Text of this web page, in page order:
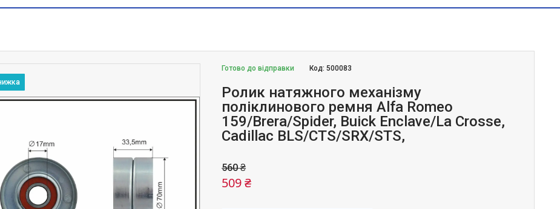
Готово до відправки Код:500083
Ролик натяжного механізму
поліклинового ремня Alfa Romeo
159/Brera/Spider, Buick Enclave/La Crosse,
Cadillac BLS/CTS/SRX/STS,
560 ₴
509 ₴